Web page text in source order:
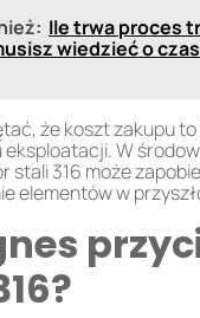
Ile trwa proces
wiedzieć o
że koszt zakupu
W
stali 316 może
elementów w